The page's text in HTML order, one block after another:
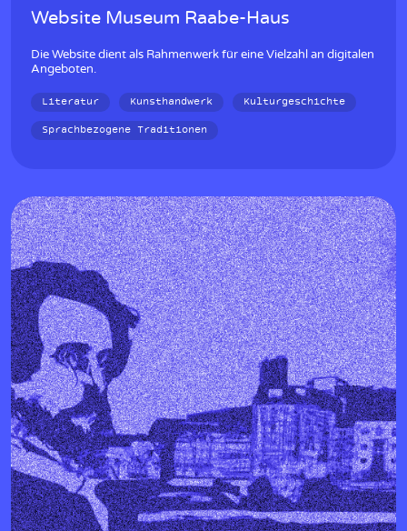
Website Museum Raabe-Haus
Die Website dient als Rahmenwerk für eine Vielzahl an digitalen
Angeboten.
Literatur Kunsthandwerk
Kulturgeschichte
Sprachbezogene Traditionen